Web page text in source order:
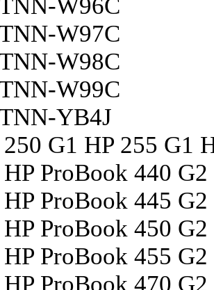
W96C
W97C
W98C
W99C
YB4J
250 G1 HP 255 G1
ProBook 440
ProBook 445
ProBook 450
ProBook 455
ProBook 470 G2